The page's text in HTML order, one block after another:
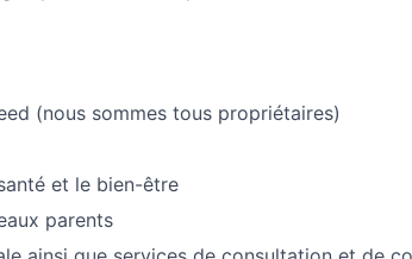
(nous sommes tous propriétaires)
et le bien-être
parents